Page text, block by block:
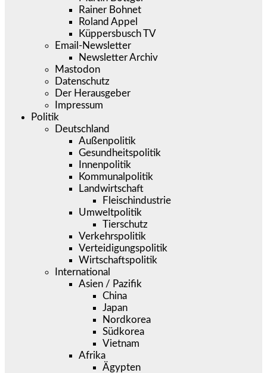
Rainer Bohnet
Roland Appel
Küppersbusch TV
Email-Newsletter
Newsletter Archiv
Mastodon
Datenschutz
Der Herausgeber
Impressum
Politik
Deutschland
Außenpolitik
Gesundheitspolitik
Innenpolitik
Kommunalpolitik
Landwirtschaft
Fleischindustrie
Umweltpolitik
Tierschutz
Verkehrspolitik
Verteidigungspolitik
Wirtschaftspolitik
International
Asien / Pazifik
China
Japan
Nordkorea
Südkorea
Vietnam
Afrika
Ägypten